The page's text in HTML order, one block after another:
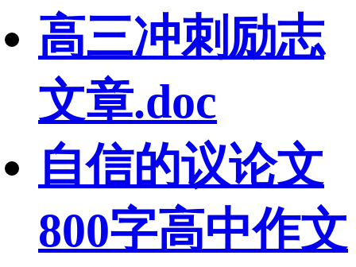
高三冲刺励志
文章.doc
自信的议论文
800字高中作文